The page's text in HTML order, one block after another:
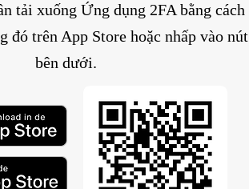
tải xuống Ứng dụng 2FA bằng cách
đó trên App Store hoặc nhấp vào nút
bên dưới.